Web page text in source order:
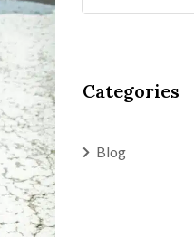
Categories
Blog